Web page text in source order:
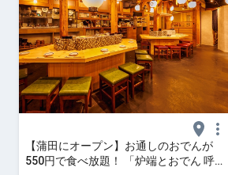
【蒲田にオープン】お通しのおでんが
550円で食べ放題！ 「炉端とおでん 呼炉